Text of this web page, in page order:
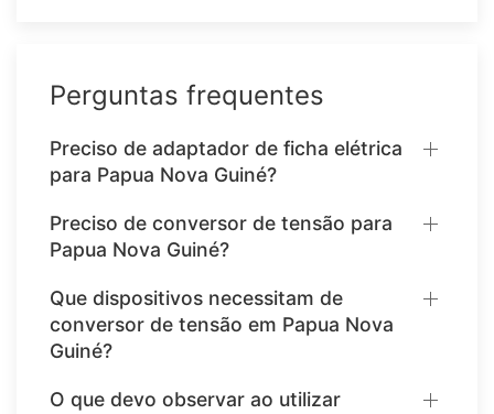
Perguntas frequentes
Preciso de adaptador de ficha elétrica
para Papua Nova Guiné?
Preciso de conversor de tensão para
Papua Nova Guiné?
Que dispositivos necessitam de
conversor de tensão em Papua Nova
Guiné?
O que devo observar ao utilizar